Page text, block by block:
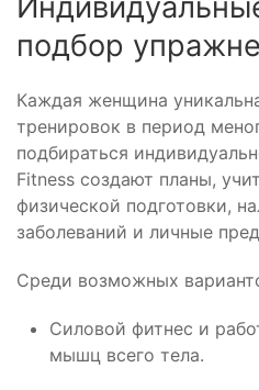
подбор
Каждая женщина
тренировок в период
подбираться
Fitness создают планы,
физической подготовки,
заболеваний и личные
Среди возможных
Силовой фитнес и
мышц всего тела.